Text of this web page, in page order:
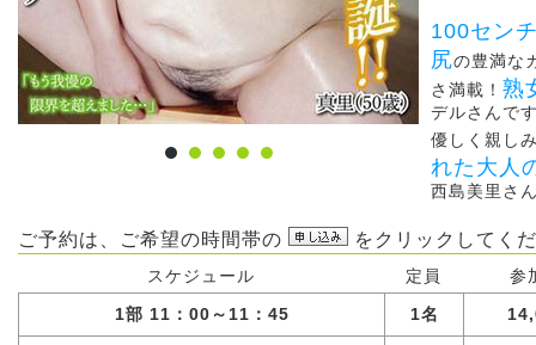
100セン
尻の豊満な
さ満載！ 熟
デルさんで
優しく親し
れた大人
西島美里さ
ご予約は、ご希望の時間帯の をクリックしてく
スケジュール 定員
参
1部 11：00～11：45
1名